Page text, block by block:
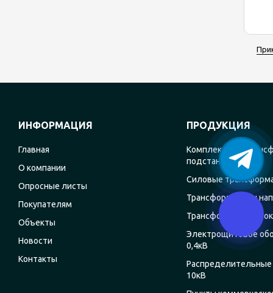
ИНФОРМАЦИЯ
Главная
О компании
Опросные листы
Покупателям
Объекты
Новости
Контакты
ПРОДУКЦИЯ
Комплектные
подстанции
Силовые
Трансформаторы
Трансформаторы
Электрощитовое
0,4кВ
Распределительные
10кВ